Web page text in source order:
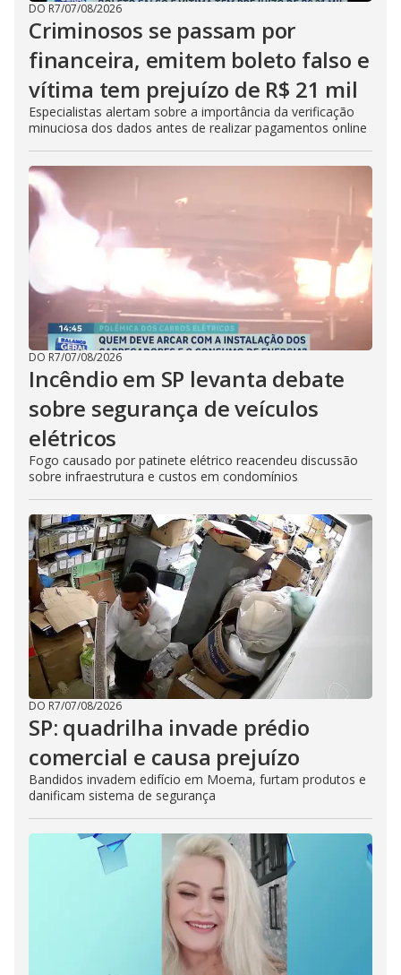
DO R7/07/08/2026
Criminosos se passam por
financeira, emitem boleto falso e
vítima tem prejuízo de R$ 21 mil
Especialistas alertam sobre a importância da verificação
minuciosa dos dados antes de realizar pagamentos online
DO R7/07/08/2026
Incêndio em SP levanta debate
sobre segurança de veículos
elétricos
Fogo causado por patinete elétrico reacendeu discussão
sobre infraestrutura e custos em condomínios
DO R7/07/08/2026
SP: quadrilha invade prédio
comercial e causa prejuízo
Bandidos invadem edifício em Moema, furtam produtos e
danificam sistema de segurança